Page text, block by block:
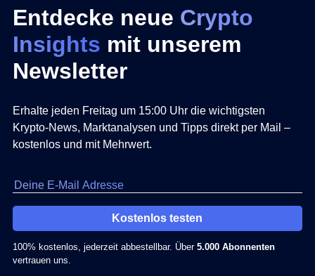
Entdecke neue Crypto
Insights mit unserem
Newsletter
Erhalte jeden Freitag um 15:00 Uhr die wichtigsten
Krypto-News, Marktanalysen und Tipps direkt per Mail –
kostenlos und mit Mehrwert.
Kostenlos testen
100% kostenlos, jederzeit abbestellbar. Über 5.000 Abonnenten
vertrauen uns.